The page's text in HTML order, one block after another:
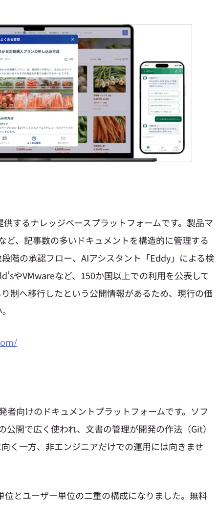
するナレッジベースプラットフォームです。製品マ
ど、記事数の多いドキュメントを構造的に管理する
階の承認フロー、AIアシスタント「Eddy」による検
やVMwareなど、150か国以上での利用を公表して
制へ移行したという公開情報があるため、現行の価
向けのドキュメントプラットフォームです。ソフ
開で広く使われ、文書の管理が開発の作法（Git）
く一方、非エンジニアだけでの運用には向きませ
とユーザー単位の二重の構成になりました。無料